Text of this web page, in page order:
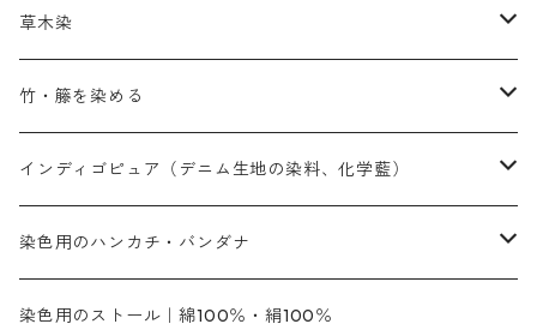
橙色系
青色系
紫色系
緑色系
橙色系
緑色系
茶色｜20g入りのみ公開
アルカリ剤
補助薬品
捺染に必要な材料
捺染糊
内容量：100g
内容量：500g
バィンダー（定着剤）
増粘剤
黄色系
エロ―M3G｜定番の色合い
エロー ＭＧＲ｜明るい緑みの黄色
オレンジ系
オレンヂMG｜黄みの橙色
赤色系
赤色系
本洋紅
代用朱黄色口
黄色系
ファストエロ―10GN（鮮やかな黄色）
ファストエロ―5GN（黄色）
青色系
NSBAブルー
群青
白色｜胡粉
黒色｜在庫処分特価
草木染
植物染料
人気のおすすめ植物染料
インド茜・西洋茜の個別販売
濃染処理剤｜ソルバックスPS－900
媒染剤
アルミ媒染剤
ソーダ灰｜アルカリ性のPH調整剤
竹・籐を染める
人気のおすすめ竹・藤を染める染料
塩基性染料（混色可能）
ビスマークブロンB｜赤茶色
オリジナル染料｜スス竹色｜ミキセットファストブロンGR
インディゴピュア（デニム生地の染料、化学藍）
初心者向けお試しセット販売
インディゴピュア
染色用のハンカチ・バンダナ
45cm×45cm（ハンカチ）｜端の始末も綿糸｜タグなし
染色用のストール｜綿100％・絹100％